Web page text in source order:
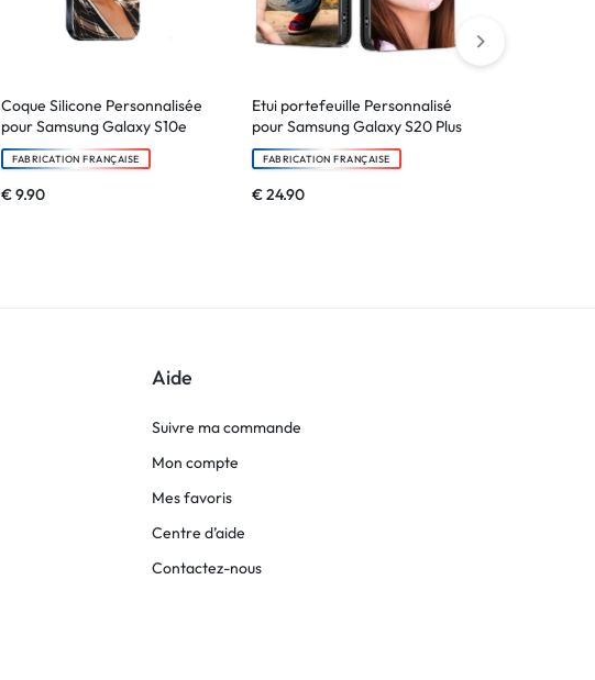
Coque Silicone Personnalisée
pour Samsung Galaxy S10e
FABRICATION FRANÇAISE
€9.90
Etui portefeuille Personnalisé
pour Samsung Galaxy S20 Plus
FABRICATION FRANÇAISE
€24.90
Aide
Suivre ma commande
Mon compte
Mes favoris
Centre d’aide
Contactez-nous